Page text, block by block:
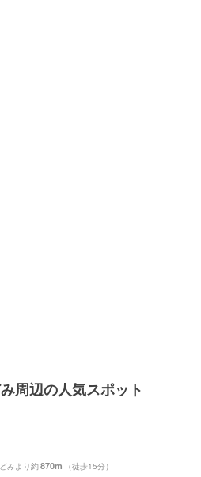
周辺の人気スポット
みより約870m （徒歩15分）